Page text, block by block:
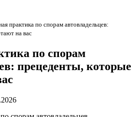
практика по спорам автовладельцев:
на вас
по спорам
прецеденты, которые